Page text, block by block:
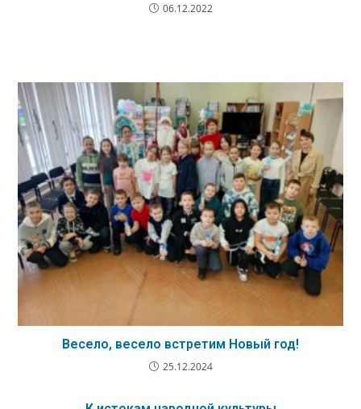
06.12.2022
Весело, весело встретим Новый год!
25.12.2024